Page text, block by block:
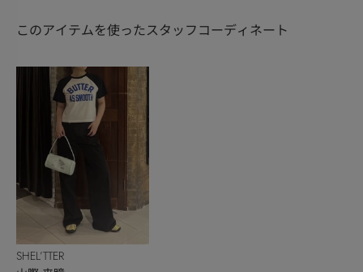
このアイテムを使ったスタッフコーディネート
SHEL’TTER